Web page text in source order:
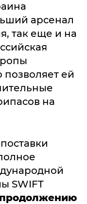
арсенал
так еще и на
ей
на
SWIFT